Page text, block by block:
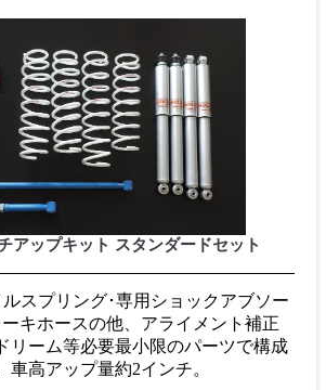
アップキット スタンダードセット
ルスプリング･専用ショックアブソー
キホースの他、アライメント補正
リーム等必要最小限のパーツで構成
車高アップ量約2インチ。